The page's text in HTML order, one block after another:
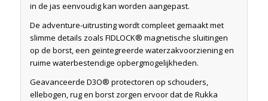
in de jas eenvoudig kan worden aangepast.
De adventure-uitrusting wordt compleet gemaakt met
slimme details zoals FIDLOCK® magnetische sluitingen
op de borst, een geïntegreerde waterzakvoorziening en
ruime waterbestendige opbergmogelijkheden.
Geavanceerde D3O® protectoren op schouders,
ellebogen, rug en borst zorgen ervoor dat de Rukka